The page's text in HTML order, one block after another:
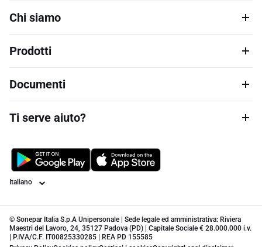
Chi siamo
Prodotti
Documenti
Ti serve aiuto?
Lingua
© Sonepar Italia S.p.A Unipersonale | Sede legale ed amministrativa: Riviera
Maestri del Lavoro, 24, 35127 Padova (PD) | Capitale Sociale € 28.000.000 i.v.
| P.IVA/C.F. IT00825330285 | REA PD 155585